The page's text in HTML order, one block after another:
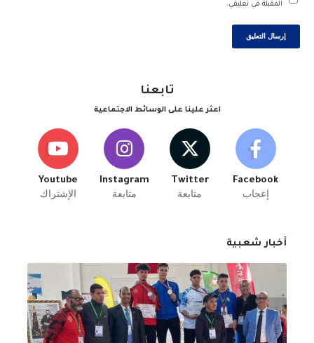
المقبلة في تعليقي.
تابعنا
اعثر علينا على الوسائط الاجتماعية
Facebook
إعجاب
Twitter
متابعة
Instagram
متابعة
Youtube
الإشتراك
أخبار شعبية